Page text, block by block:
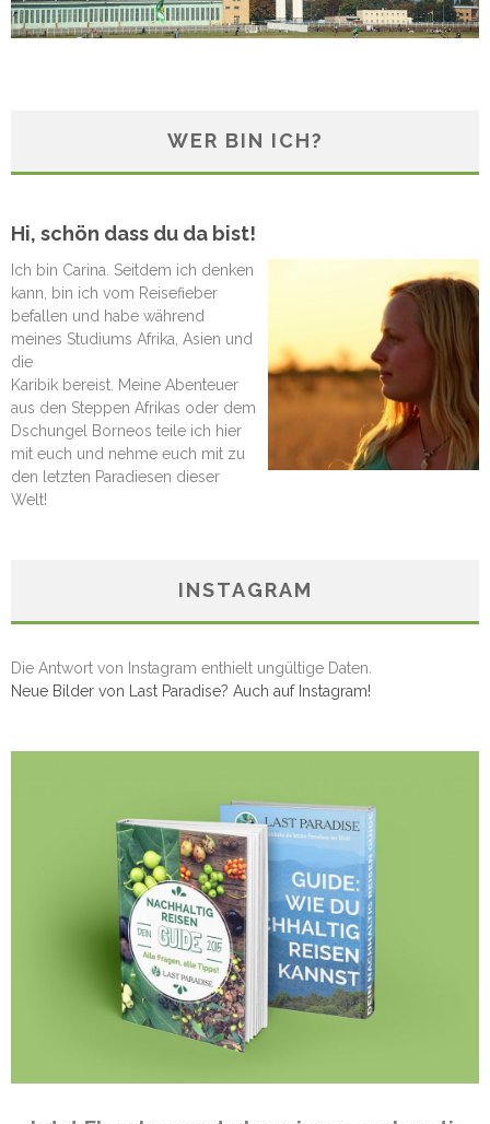
WER BIN ICH?
Hi, schön dass du da bist!
Ich bin Carina. Seitdem ich denken
kann, bin ich vom Reisefieber
befallen und habe während
meines Studiums Afrika, Asien und
die
Karibik bereist. Meine Abenteuer
aus den Steppen Afrikas oder dem
Dschungel Borneos teile ich hier
mit euch und nehme euch mit zu
den letzten Paradiesen dieser
Welt!
INSTAGRAM
Die Antwort von Instagram enthielt ungültige Daten.
Neue Bilder von Last Paradise? Auch auf Instagram!